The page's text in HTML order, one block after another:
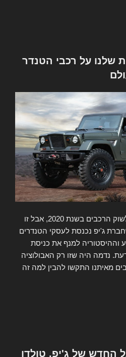
שלנו על רכבי הטנדר
ג'יפ גלדיאטור החדש יכנס לשוק הרכבים בשנת 2020, אבל זו
ג'יפ נכנסת לעסקי הטנדרים
וההיסטוריה למנף את כניסת
נדמה היה שזו רק האבולוציה
מאיתנו התקשו להבין למה זה
החדש של ג'יפ, טולדו